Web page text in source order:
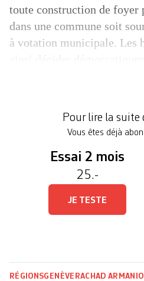
toute construction de foyer
dans une commune soit
à votation municipale. Les
cours en […]
Pour lire la suite
Vous êtes déjà
Essai 2 mois
25.-
JE TESTE
RÉGIONSGENÈVE RACHAD